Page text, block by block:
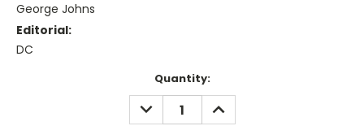
George Johns
Editorial:
DC
Quantity:
DECREASE
QUANTITY:
INCREASE
QUANTITY: